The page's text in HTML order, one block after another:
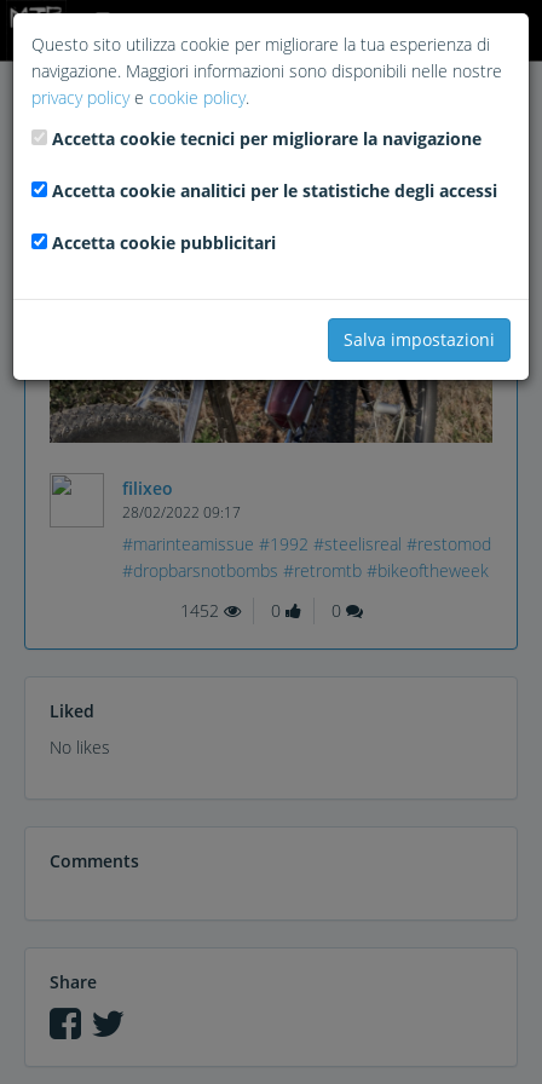
filixeo
28/02/2022 09:17
#marinteamissue #1992 #steelisreal #restomod
#dropbarsnotbombs #retromtb #bikeoftheweek
1452
0 0
Liked
No likes
Comments
Share
Questo sito utilizza cookie per migliorare la tua esperienza di
navigazione. Maggiori informazioni sono disponibili nelle nostre
privacy policye cookie policy.
Accetta cookie tecnici per migliorare la navigazione
Accetta cookie analitici per le statistiche degli accessi
Accetta cookie pubblicitari
Salva impostazioni